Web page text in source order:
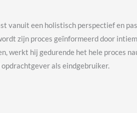
vanuit een holistisch perspectief en
zijn proces geïnformeerd door
werkt hij gedurende het hele proces
als eindgebruiker.